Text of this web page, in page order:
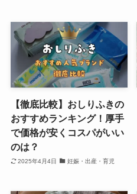
【徹底比較】おしりふきの
おすすめランキング！厚手
で価格が安くコスパがいい
のは？
2025年4月4日 妊娠・出産・育児